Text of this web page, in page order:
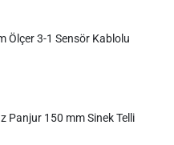
Ölçer 3-1 Sensör Kablolu
Panjur 150 mm Sinek Telli